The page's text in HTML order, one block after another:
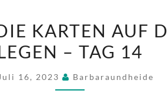
MUSS
DIE
AUF
KARTEN AUF
– TAG 14
Juli 16, 2023 Barbaraundheide